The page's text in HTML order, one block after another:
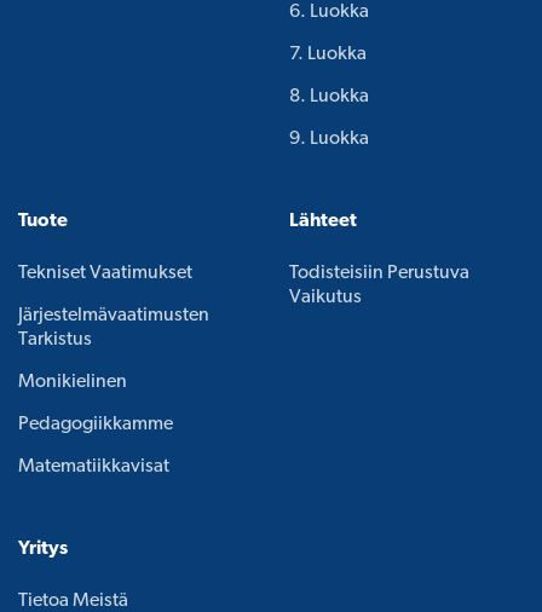
6. Luokka
7. Luokka
8. Luokka
9. Luokka
Tuote
Tekniset Vaatimukset
Järjestelmävaatimusten
Tarkistus
Monikielinen
Pedagogiikkamme
Matematiikkavisat
Lähteet
Todisteisiin Perustuva
Vaikutus
Yritys
Tietoa Meistä